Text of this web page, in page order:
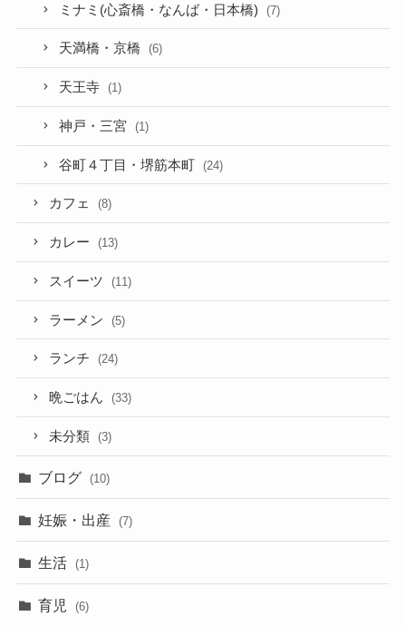
ミナミ(心斎橋・なんば・日本橋) (7)
天満橋・京橋 (6)
天王寺 (1)
神戸・三宮 (1)
谷町４丁目・堺筋本町 (24)
カフェ (8)
カレー (13)
スイーツ (11)
ラーメン (5)
ランチ (24)
晩ごはん (33)
未分類 (3)
ブログ (10)
妊娠・出産 (7)
生活 (1)
育児 (6)